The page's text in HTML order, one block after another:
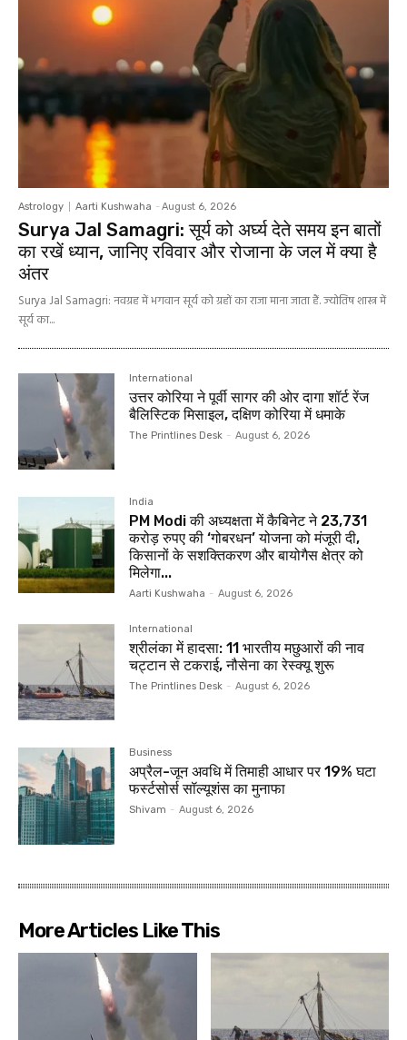
Astrology Aarti Kushwaha - August 6, 2026
Surya Jal Samagri: सूर्य को अर्घ्य देते समय इन बातों
का रखें ध्यान, जानिए रविवार और रोजाना के जल में क्या है
अंतर
Surya Jal Samagri: नवग्रह में भगवान सूर्य को ग्रहों का राजा माना जाता हैं. ज्योतिष शास्त्र में
सूर्य का...
International
उत्तर कोरिया ने पूर्वी सागर की ओर दागा शॉर्ट रेंज
बैलिस्टिक मिसाइल, दक्षिण कोरिया में धमाके
The Printlines Desk - August 6, 2026
India
PM Modi की अध्यक्षता में कैबिनेट ने 23,731
करोड़ रुपए की ‘गोबरधन’ योजना को मंजूरी दी,
किसानों के सशक्तिकरण और बायोगैस क्षेत्र को
मिलेगा...
Aarti Kushwaha - August 6, 2026
International
श्रीलंका में हादसा: 11 भारतीय मछुआरों की नाव
चट्टान से टकराई, नौसेना का रेस्क्यू शुरू
The Printlines Desk - August 6, 2026
Business
अप्रैल-जून अवधि में तिमाही आधार पर 19% घटा
फर्स्टसोर्स सॉल्यूशंस का मुनाफा
Shivam - August 6, 2026
More Articles Like This